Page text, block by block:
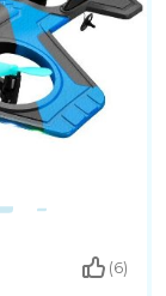
(6)